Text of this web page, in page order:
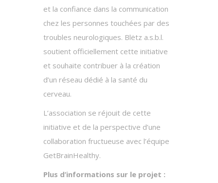
et la confiance dans la communication
chez les personnes touchées par des
troubles neurologiques. Blëtz a.s.b.l.
soutient officiellement cette initiative
et souhaite contribuer à la création
d’un réseau dédié à la santé du
cerveau.
L’association se réjouit de cette
initiative et de la perspective d’une
collaboration fructueuse avec l’équipe
GetBrainHealthy.
Plus d’informations sur le projet :